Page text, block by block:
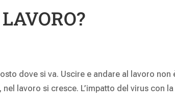
dove si va. Uscire e andare al lavoro non
lavoro si cresce. L’impatto del virus con la